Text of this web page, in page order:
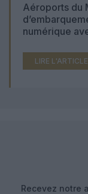
Aéroports du
numérique
LIRE L'ARTICLE
Recevez notre